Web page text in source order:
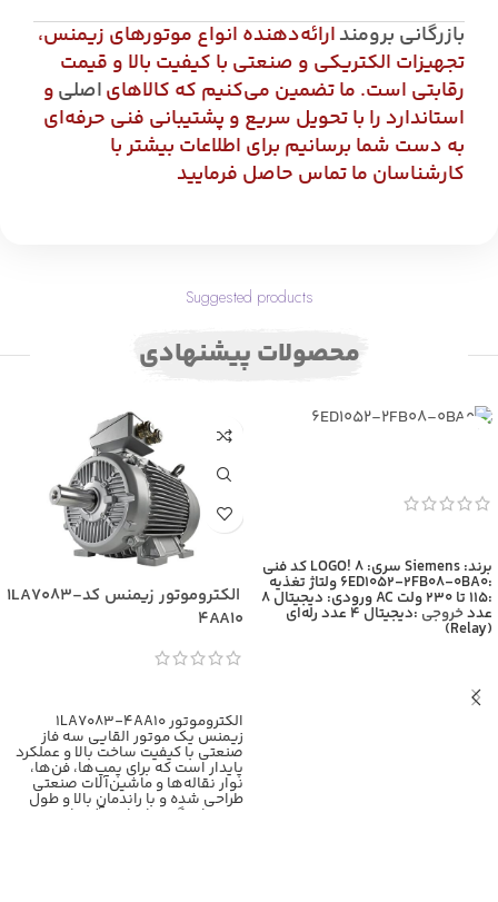
بازرگانی برومندارائه‌دهنده انواع موتورهای زیمنس،
تجهیزات الکتریکی و صنعتی با کیفیت بالا و قیمت
رقابتی است. ما تضمین می‌کنیم که کالاهایاصلیو
استاندارد را با تحویل سریع و پشتیبانی فنی حرفه‌ای
به دست شما برسانیم برای اطلاعات بیشتر با
کارشناسان ما تماس حاصل فرمایید
Suggested products
محصولات پیشنهادی
برند: Siemens سری: LOGO! 8 کد فنی
:6ED1052-2FB08-0BA0 ولتاژ تغذیه
:115 تا 230 ولت AC ورودی: دیجیتال 8
عددخروجی :دیجیتال 4 عدد رله‌ای
(Relay)
الکتروموتور زیمنس کد1LA7083-
4AA10
الکتروموتور 1LA7083-4AA10
زیمنس یک موتور القایی سه فاز
صنعتی با کیفیت ساخت بالا و عملکرد
پایدار است که برای پمپ‌ها، فن‌ها،
نوار نقاله‌ها و ماشین‌آلات صنعتی
طراحی شده و با راندمان بالا و طول
عمر زیاد، گزینه‌ای ایده‌آل برای